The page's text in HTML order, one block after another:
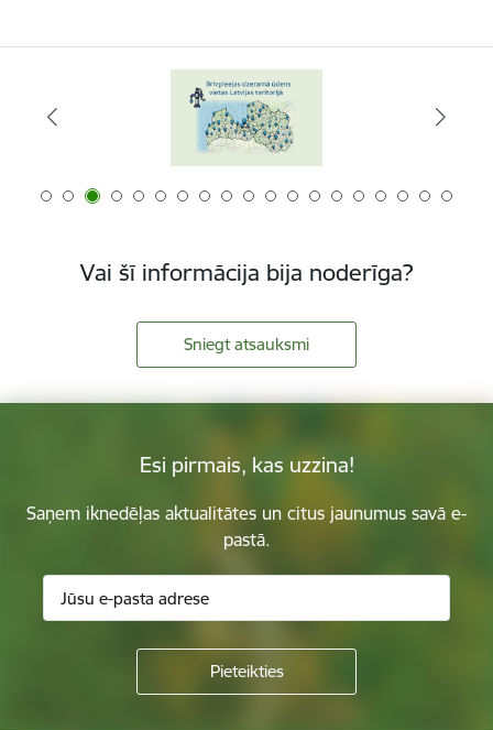
Vai šī informācija bija noderīga?
Sniegt atsauksmi
Esi pirmais, kas uzzina!
Saņem iknedēļas aktualitātes un citus jaunumus savā e-
pastā.